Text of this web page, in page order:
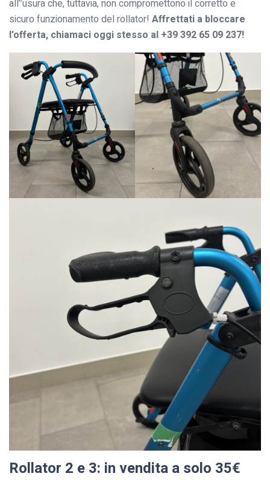
all’’usura che, tuttavia, non compromettono il corretto e
sicuro funzionamento del rollator! Affrettati a bloccare
l’offerta, chiamaci oggi stesso al +39 392 65 09 237!
Rollator 2 e 3: in vendita a solo 35€